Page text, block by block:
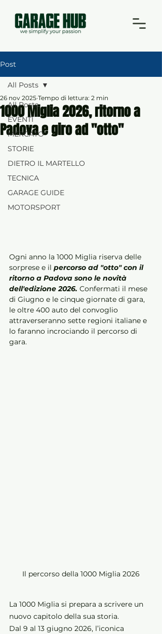
Post
All Posts
EVENTI
MERCATO
STORIE
DIETRO IL MARTELLO
TECNICA
GARAGE GUIDE
MOTORSPORT
All Posts
1000 Miglia 2026, ritorno a
Padova e giro ad "otto"
26 nov 2025 Tempo di lettura: 2 min
Ogni anno la 1000 Miglia riserva delle
sorprese e il percorso ad "otto" con il
ritorno a Padova sono le novità
dell'edizione 2026. Confermati il mese
di Giugno e le cinque giornate di gara,
le oltre 400 auto del convoglio
attraverseranno sette regioni italiane e
lo faranno incrociando il percorso di
gara.
Il percorso della 1000 Miglia 2026
La 1000 Miglia si prepara a scrivere un
nuovo capitolo della sua storia.
Dal 9 al 13 giugno 2026, l’iconica